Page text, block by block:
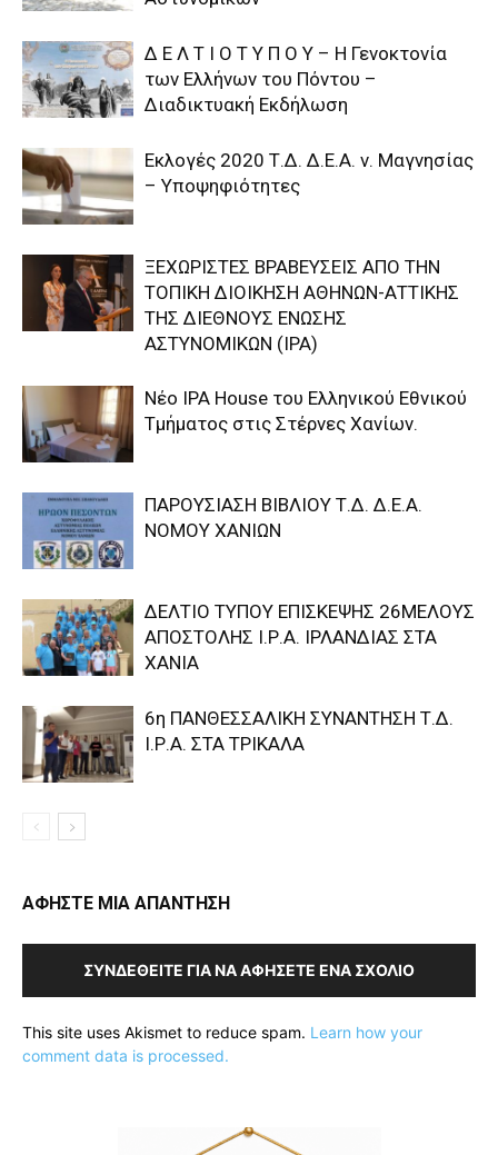
Δ Ε Λ Τ Ι Ο Τ Υ Π Ο Υ – Η Γενοκτονία
των Ελλήνων του Πόντου –
Διαδικτυακή Εκδήλωση
Εκλογές 2020 Τ.Δ. Δ.Ε.Α. ν. Μαγνησίας
– Υποψηφιότητες
ΞΕΧΩΡΙΣΤΕΣ ΒΡΑΒΕΥΣΕΙΣ ΑΠΟ ΤΗΝ
ΤΟΠΙΚΗ ΔΙΟΙΚΗΣΗ ΑΘΗΝΩΝ-ΑΤΤΙΚΗΣ
ΤΗΣ ΔΙΕΘΝΟΥΣ ΕΝΩΣΗΣ
ΑΣΤΥΝΟΜΙΚΩΝ (IPA)
Nέο IPA House του Ελληνικού Εθνικού
Τμήματος στις Στέρνες Χανίων.
ΠΑΡΟΥΣΙΑΣΗ ΒΙΒΛΙΟΥ Τ.Δ. Δ.Ε.Α.
ΝΟΜΟΥ ΧΑΝΙΩΝ
ΔΕΛΤΙΟ ΤΥΠΟΥ ΕΠΙΣΚΕΨΗΣ 26ΜΕΛΟΥΣ
ΑΠΟΣΤΟΛΗΣ Ι.Ρ.Α. ΙΡΛΑΝΔΙΑΣ ΣΤΑ
ΧΑΝΙΑ
6η ΠΑΝΘΕΣΣΑΛΙΚΗ ΣΥΝΑΝΤΗΣΗ Τ.Δ.
Ι.Ρ.Α. ΣΤΑ ΤΡΙΚΑΛΑ
ΑΦΗΣΤΕ ΜΙΑ ΑΠΑΝΤΗΣΗ
ΣΥΝΔΕΘΕΊΤΕ ΓΙΑ ΝΑ ΑΦΉΣΕΤΕ ΈΝΑ ΣΧΌΛΙΟ
This site uses Akismet to reduce spam. Learn how your
comment data is processed.